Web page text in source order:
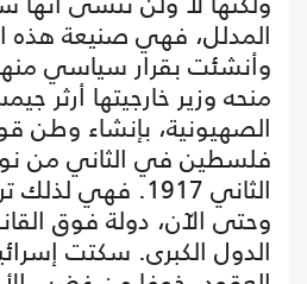
المدلل، فهي صنيعة هذه
وأنشئت بقرار سياسي
منحه وزير خارجيتها أرثر
الصهيونية، بإنشاء وطن
فلسطين في الثاني من
الثاني 1917. فهي
وحتى الآن، دولة فوق
الدول الكبرى. سكتت